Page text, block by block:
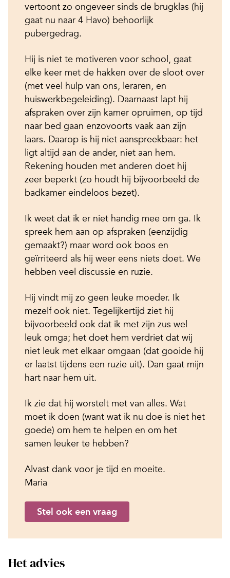
vertoont zo ongeveer sinds de brugklas (hij
gaat nu naar 4 Havo) behoorlijk
pubergedrag.
Hij is niet te motiveren voor school, gaat
elke keer met de hakken over de sloot over
(met veel hulp van ons, leraren, en
huiswerkbegeleiding). Daarnaast lapt hij
afspraken over zijn kamer opruimen, op tijd
naar bed gaan enzovoorts vaak aan zijn
laars. Daarop is hij niet aanspreekbaar: het
ligt altijd aan de ander, niet aan hem.
Rekening houden met anderen doet hij
zeer beperkt (zo houdt hij bijvoorbeeld de
badkamer eindeloos bezet).
Ik weet dat ik er niet handig mee om ga. Ik
spreek hem aan op afspraken (eenzijdig
gemaakt?) maar word ook boos en
geïrriteerd als hij weer eens niets doet. We
hebben veel discussie en ruzie.
Hij vindt mij zo geen leuke moeder. Ik
mezelf ook niet. Tegelijkertijd ziet hij
bijvoorbeeld ook dat ik met zijn zus wel
leuk omga; het doet hem verdriet dat wij
niet leuk met elkaar omgaan (dat gooide hij
er laatst tijdens een ruzie uit). Dan gaat mijn
hart naar hem uit.
Ik zie dat hij worstelt met van alles. Wat
moet ik doen (want wat ik nu doe is niet het
goede) om hem te helpen en om het
samen leuker te hebben?
Alvast dank voor je tijd en moeite.
Maria
Stel ook een vraag
Het advies